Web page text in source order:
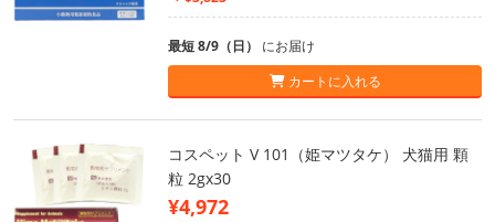
最短 8/9（日） にお届け
カートに入れる
コスペット V 101（姫マツタケ） 犬猫用 顆
粒 2gx30
¥4,972